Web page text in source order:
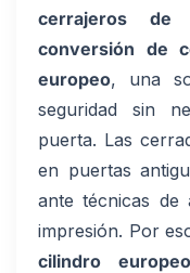
cerrajeros de
conversión de
europeo, una
seguridad sin
puerta. Las
en puertas
ante técnicas de
impresión. Por
cilindro europeo